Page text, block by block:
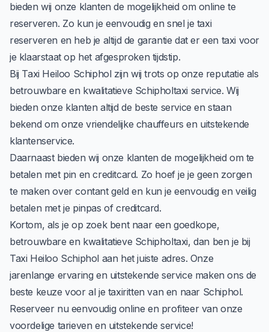
bieden wij onze klanten de mogelijkheid om online te
reserveren. Zo kun je eenvoudig en snel je taxi
reserveren en heb je altijd de garantie dat er een taxi voor
je klaarstaat op het afgesproken tijdstip.
Bij Taxi Heiloo Schiphol zijn wij trots op onze reputatie als
betrouwbare en kwalitatieve Schipholtaxi service. Wij
bieden onze klanten altijd de beste service en staan
bekend om onze vriendelijke chauffeurs en uitstekende
klantenservice.
Daarnaast bieden wij onze klanten de mogelijkheid om te
betalen met pin en creditcard. Zo hoef je je geen zorgen
te maken over contant geld en kun je eenvoudig en veilig
betalen met je pinpas of creditcard.
Kortom, als je op zoek bent naar een goedkope,
betrouwbare en kwalitatieve Schipholtaxi, dan ben je bij
Taxi Heiloo Schiphol aan het juiste adres. Onze
jarenlange ervaring en uitstekende service maken ons de
beste keuze voor al je taxiritten van en naar Schiphol.
Reserveer nu eenvoudig online en profiteer van onze
voordelige tarieven en uitstekende service!